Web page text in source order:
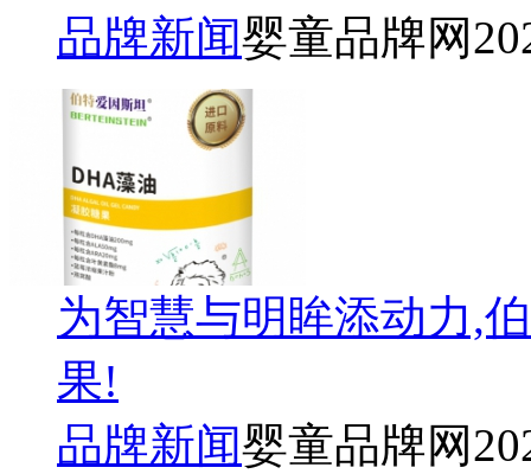
品牌新闻婴童品牌网
为智慧与明眸添动力,
果!
品牌新闻婴童品牌网